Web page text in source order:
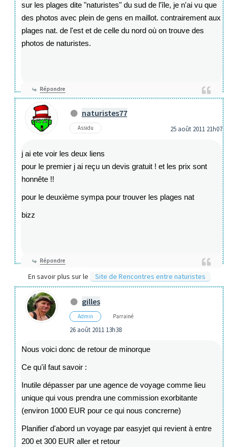
sur les plages dite "naturistes" du sud de l'île, je n'ai vu que
des photos avec plein de gens en maillot. contrairement aux
plages nat. de l'est et de celle du nord où on trouve des
photos de naturistes.
Répondre
naturistes77
Assidu 25 août 2011 21h07
j ai ete voir les deux liens
pour le premier j ai reçu un devis gratuit ! et les prix sont
honnête !!
pour le deuxième sympa pour trouver les plages nat
bizz
Répondre
En savoir plus sur le Site de Rencontres entre naturistes
gilles
Admin Parrainé
26 août 2011 13h38
Nous voici donc de retour de minorque
Ce qu'il faut savoir :
Inutile dépasser par une agence de voyage comme lieu
unique qui vous prendra une commission exorbitante
(environ 1000 EUR pour ce qui nous concrerne)
Planifier d'abord un voyage par easyjet qui revient à entre
200 et 300 EUR aller et retour